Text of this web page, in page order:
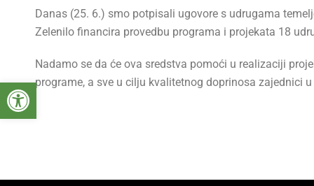
Danas (25. 6.) smo potpisali ugovore s udrugama
Zelenilo financira provedbu programa i projekata 18
Nadamo se da će ova sredstva pomoći u realizaciji
programe, a sve u cilju kvalitetnog doprinosa zajednici
Open toolbar